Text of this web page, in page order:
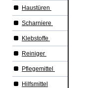
Haustüren
Scharniere
Klebstoffe
Reiniger
Pflegemittel
Hilfsmittel